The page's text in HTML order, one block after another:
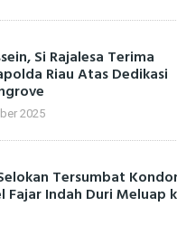
Si Rajalesa Terima
Riau Atas Dedikasi
2025
Tersumbat
Fajar Indah Duri Meluap